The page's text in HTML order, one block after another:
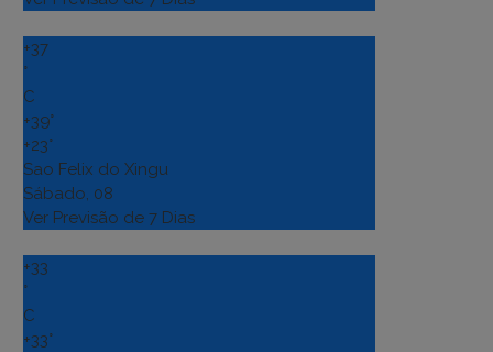
+37
°
C
+39°
+23°
Sao Felix do Xingu
Sábado, 08
Ver Previsão de 7 Dias
+33
°
C
+33°